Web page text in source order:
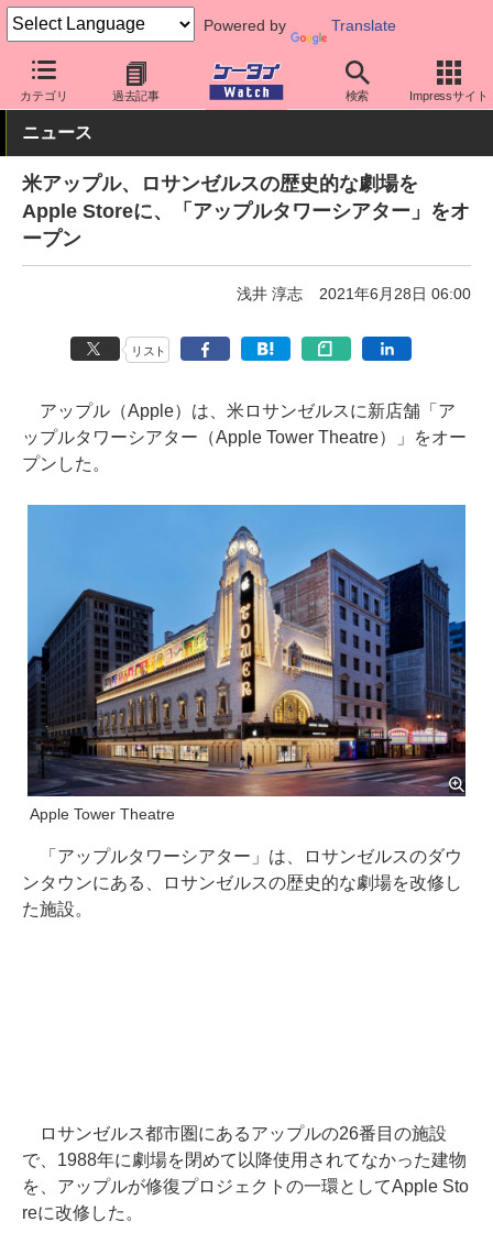
Powered by Translate
カテゴリ 過去記事 検索 Impressサイト
ケータイ Watch 業界動向 Apple
ニュース
米アップル、ロサンゼルスの歴史的な劇場を
Apple Storeに、「アップルタワーシアター」をオ
ープン
浅井 淳志 2021年6月28日 06:00
リスト
アップル（Apple）は、米ロサンゼルスに新店舗「ア
ップルタワーシアター（Apple Tower Theatre）」をオー
プンした。
Apple Tower Theatre
「アップルタワーシアター」は、ロサンゼルスのダウ
ンタウンにある、ロサンゼルスの歴史的な劇場を改修し
た施設。
ロサンゼルス都市圏にあるアップルの26番目の施設
で、1988年に劇場を閉めて以降使用されてなかった建物
を、アップルが修復プロジェクトの一環としてApple Sto
reに改修した。